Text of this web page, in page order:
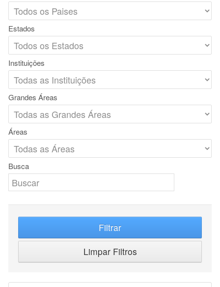
Estados
Instituições
Grandes Áreas
Áreas
Busca
Filtrar
Limpar Filtros